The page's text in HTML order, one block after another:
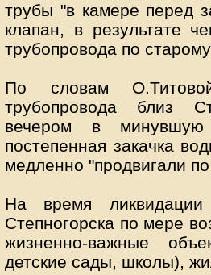
трубы "в камере перед
клапан, в результате
трубопровода по
По словам
трубопровода близ
вечером в минувшую
постепенная закачка
медленно "продвигали
На время
Степногорска по мере
жизненно-важные
детские сады, школы),